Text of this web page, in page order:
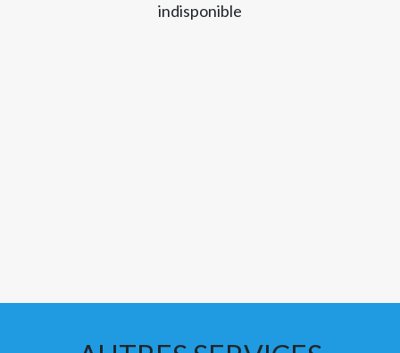
indisponible